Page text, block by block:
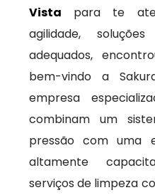
Vista para te
agilidade,
adequados,
bem-vindo a
empresa
combinam um
pressão com uma
altamente
serviços de limpeza